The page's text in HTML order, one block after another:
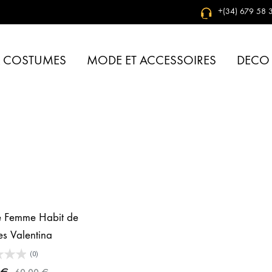
+(34) 679 58
COSTUMES MODE ET ACCESSOIRES DECO
Femme Habit de
Valentina
(0)